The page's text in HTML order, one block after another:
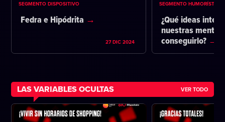
SEGMENTO DISPOSITIVO
Fedra e Hipódrita
27 DIC 2024
SEGMENTO HUMORÍSTICO
¿Qué ideas
nuestras mentes
conseguirlo?
LAS VARIABLES OCULTAS VER TODO